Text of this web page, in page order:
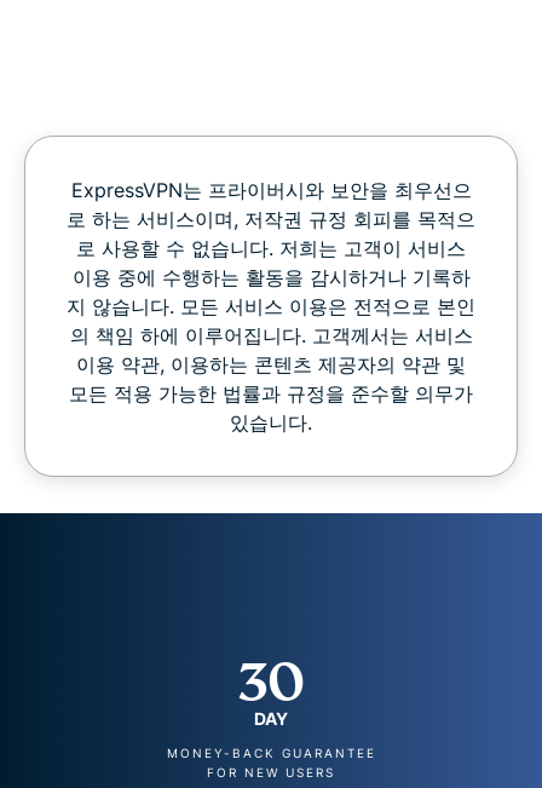
ExpressVPN는 프라이버시와 보안을 최우선으
로 하는 서비스이며, 저작권 규정 회피를 목적으
로 사용할 수 없습니다. 저희는 고객이 서비스
이용 중에 수행하는 활동을 감시하거나 기록하
지 않습니다. 모든 서비스 이용은 전적으로 본인
의 책임 하에 이루어집니다. 고객께서는 서비스
이용 약관, 이용하는 콘텐츠 제공자의 약관 및
모든 적용 가능한 법률과 규정을 준수할 의무가
있습니다.
30
DAY
MONEY-BACK GUARANTEE
FOR NEW USERS